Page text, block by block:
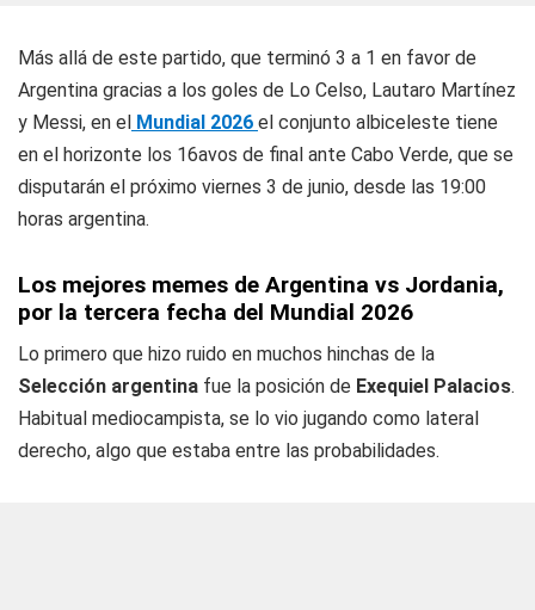
Más allá de este partido, que terminó 3 a 1 en favor de
Argentina gracias a los goles de Lo Celso, Lautaro Martínez
y Messi, en el Mundial 2026 el conjunto albiceleste tiene
en el horizonte los 16avos de final ante Cabo Verde, que se
disputarán el próximo viernes 3 de junio, desde las 19:00
horas argentina.
Los mejores memes de Argentina vs Jordania,
por la tercera fecha del Mundial 2026
Lo primero que hizo ruido en muchos hinchas de la
Selección argentina fue la posición de Exequiel Palacios.
Habitual mediocampista, se lo vio jugando como lateral
derecho, algo que estaba entre las probabilidades.